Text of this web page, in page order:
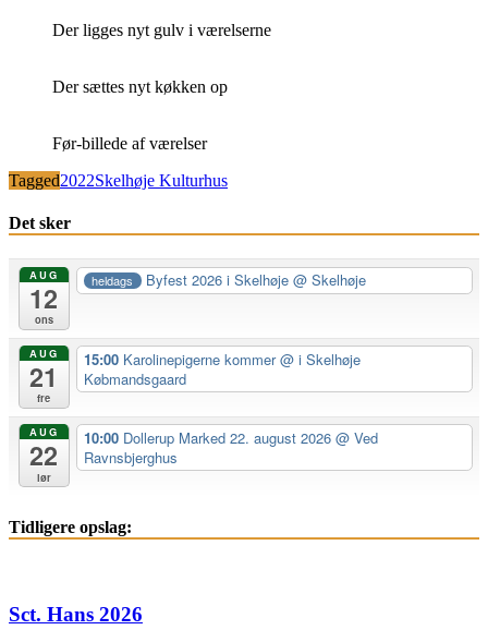
Der ligges nyt gulv i værelserne
Der sættes nyt køkken op
Før-billede af værelser
Tagged2022Skelhøje Kulturhus
Det sker
AUG
12
ons
heldags Byfest 2026 i Skelhøje@ Skelhøje
AUG
21
fre
15:00 Karolinepigerne kommer@ i Skelhøje
Købmandsgaard
AUG
22
lør
10:00 Dollerup Marked 22. august 2026 @ Ved
Ravnsbjerghus
Tidligere opslag:
Sct. Hans 2026